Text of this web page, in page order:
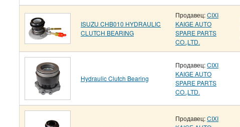
ISUZU CHB010 HYDRAULIC
CLUTCH BEARING
Продавец:CIXI
KAIGE AUTO
SPARE PARTS
CO.,LTD.
Hydraulic Clutch Bearing
Продавец:CIXI
KAIGE AUTO
SPARE PARTS
CO.,LTD.
Продавец:CIXI